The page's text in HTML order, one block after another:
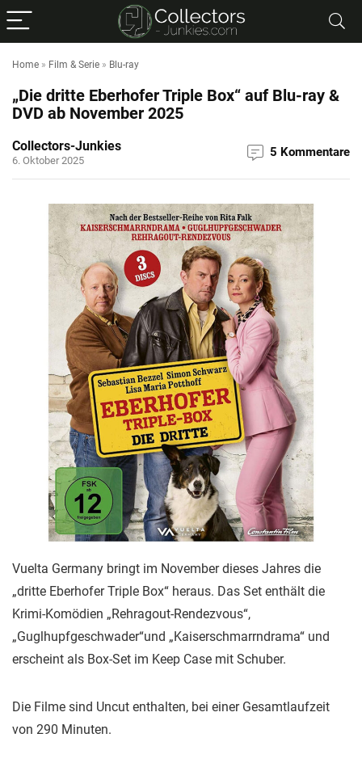
Home » Film & Serie » Blu-ray
„Die dritte Eberhofer Triple Box“ auf Blu-ray &
DVD ab November 2025
Collectors-Junkies
6. Oktober 2025
5 Kommentare
Vuelta Germany bringt im November dieses Jahres die
„dritte Eberhofer Triple Box“ heraus. Das Set enthält die
Krimi-Komödien „Rehragout-Rendezvous“,
„Guglhupfgeschwader“und „Kaiserschmarrndrama“ und
erscheint als Box-Set im Keep Case mit Schuber.
Die Filme sind Uncut enthalten, bei einer Gesamtlaufzeit
von 290 Minuten.